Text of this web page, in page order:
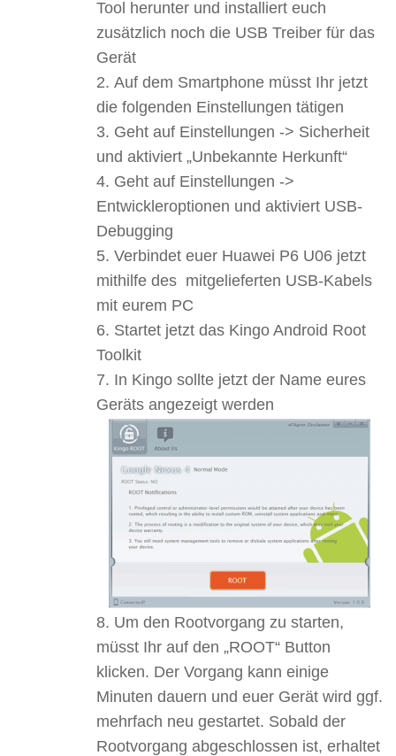
Tool herunter und installiert euch
zusätzlich noch die USB Treiber für das
Gerät
Auf dem Smartphone müsst Ihr jetzt
die folgenden Einstellungen tätigen
Geht auf Einstellungen -> Sicherheit
und aktiviert „Unbekannte Herkunft“
Geht auf Einstellungen ->
Entwickleroptionen und aktiviert USB-
Debugging
Verbindet euer Huawei P6 U06 jetzt
mithilfe des mitgelieferten USB-Kabels
mit eurem PC
Startet jetzt das Kingo Android Root
Toolkit
In Kingo sollte jetzt der Name eures
Geräts angezeigt werden
Um den Rootvorgang zu starten,
müsst Ihr auf den „ROOT“ Button
klicken. Der Vorgang kann einige
Minuten dauern und euer Gerät wird ggf.
mehrfach neu gestartet. Sobald der
Rootvorgang abgeschlossen ist, erhaltet